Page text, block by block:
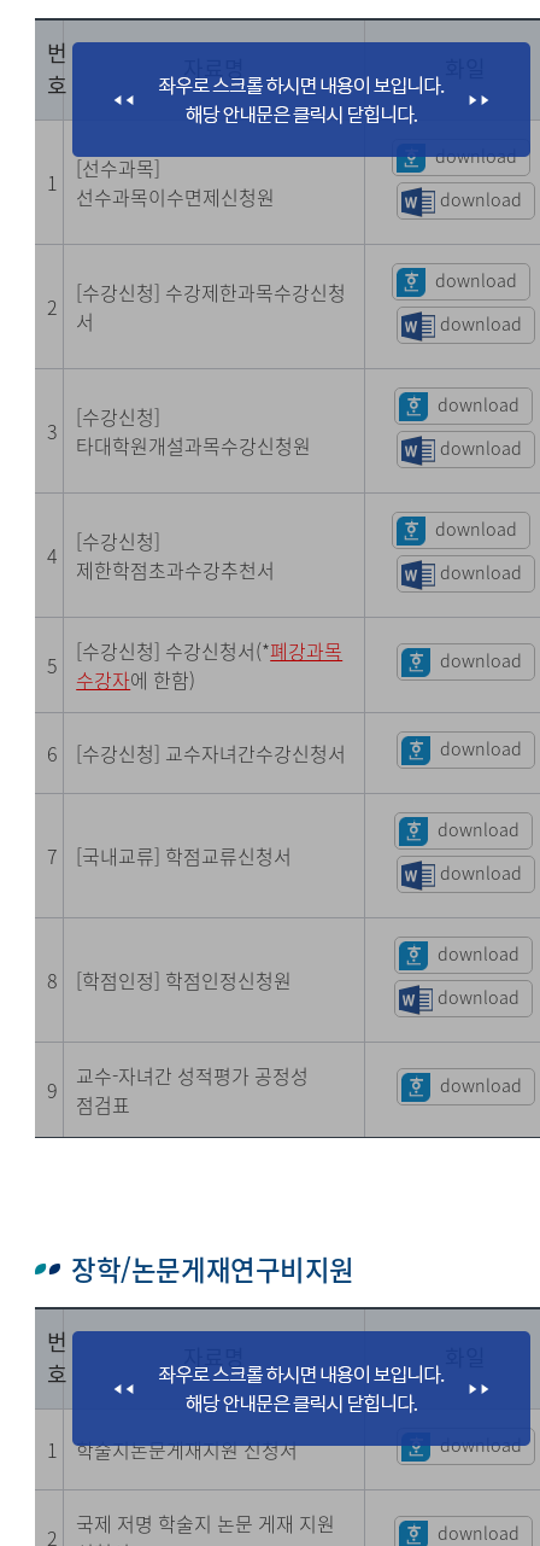
번
호
1
[선수과목]
선수과목이수면제신청원
download
download
2
[수강신청] 수강제한과목수강신청
서
download
download
3
[수강신청]
타대학원개설과목수강신청원
download
download
4
[수강신청]
제한학점초과수강추천서
download
download
5 [수강신청] 수강신청서(*폐강과목
수강자에 한함)
download
6 [수강신청] 교수자녀간수강신청서 download
7 [국내교류] 학점교류신청서
download
download
8 [학점인정] 학점인정신청원
download
download
9
교수-자녀간 성적평가 공정성
점검표
download
장학/논문게재연구비지원
번
호
1 학술지논문게재지원 신청서 download
2
국제 저명 학술지 논문 게재 지원
download